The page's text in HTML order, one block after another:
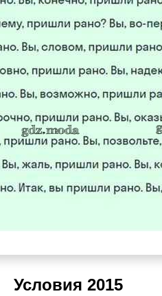
Условия 2015